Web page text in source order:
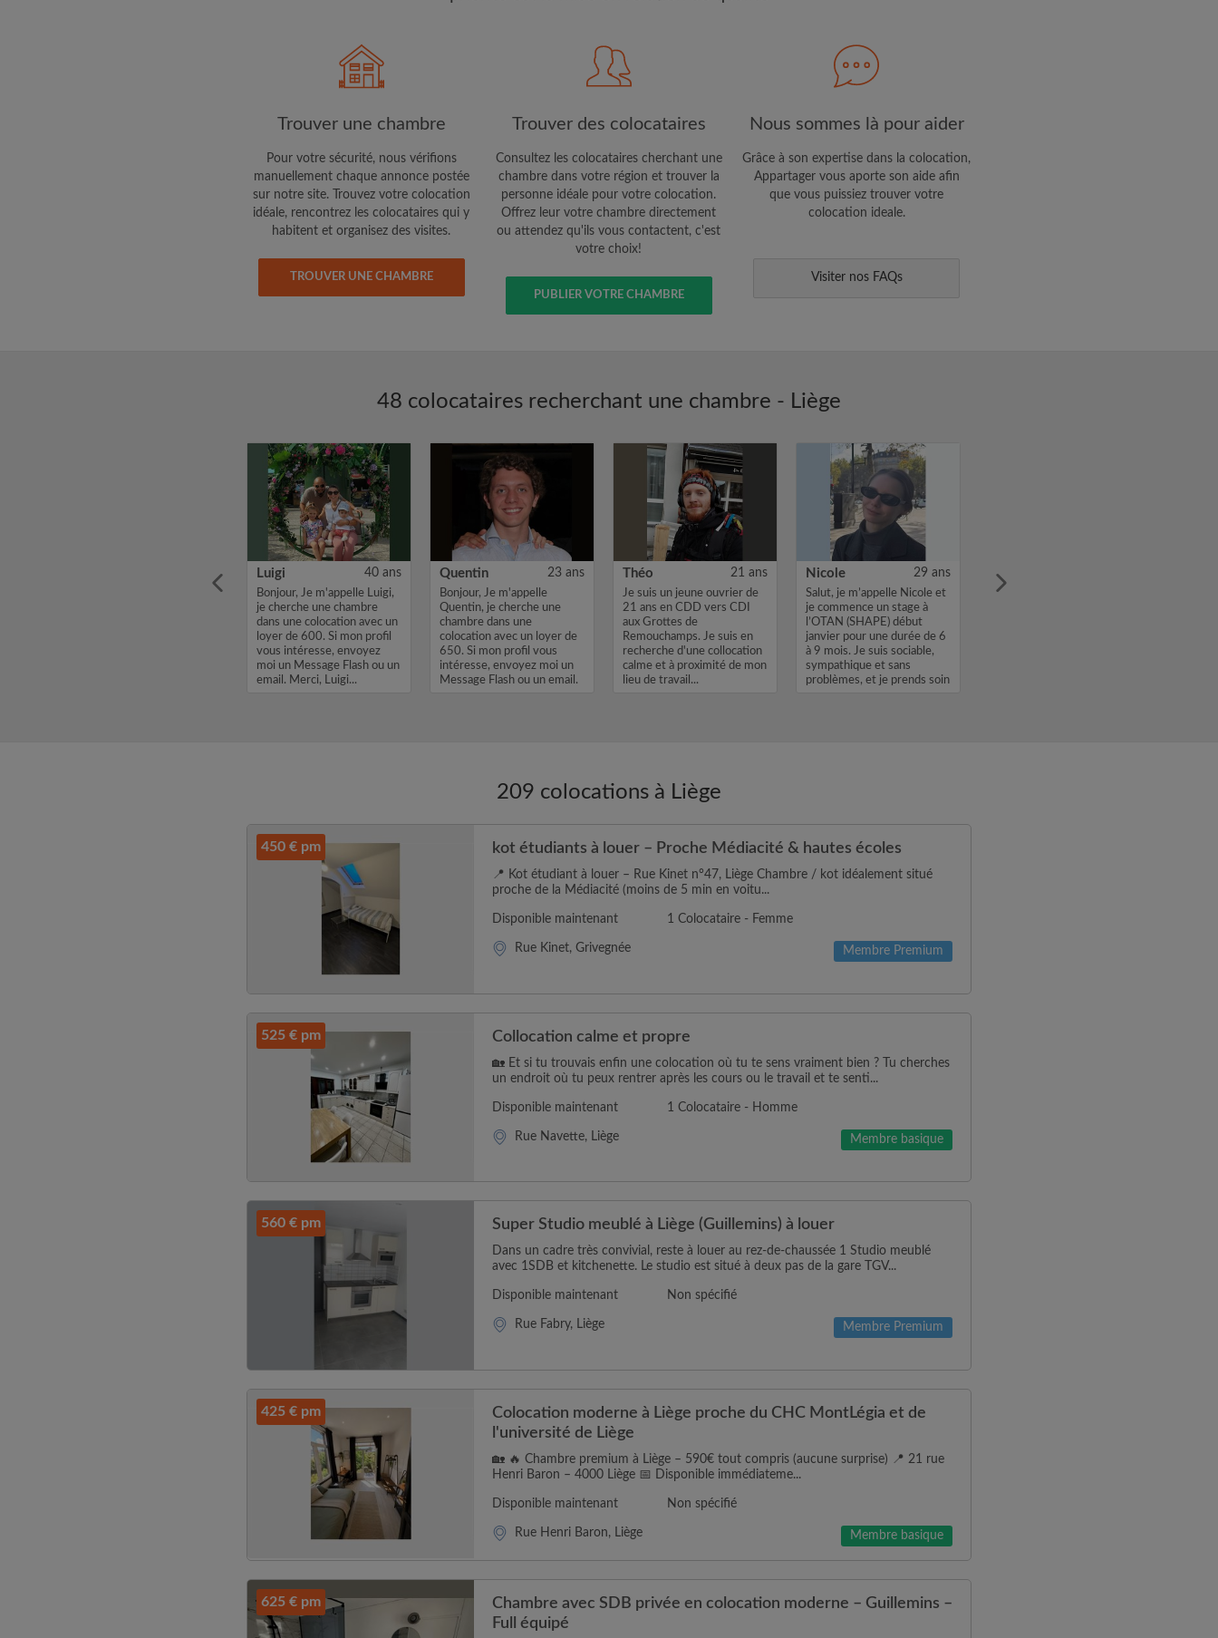
Je souhaite recevoir des offres exclusives et des mises à
Trouver une chambre
Pour votre sécurité, nous vérifions
manuellement chaque annonce postée
sur notre site. Trouvez votre colocation
idéale, rencontrez les colocataires qui y
habitent et organisez des visites.
TROUVER UNE CHAMBRE
Trouver des colocataires
Consultez les colocataires cherchant une
chambre dans votre région et trouver la
personne idéale pour votre colocation.
Offrez leur votre chambre directement
ou attendez qu'ils vous contactent, c'est
votre choix!
PUBLIER VOTRE CHAMBRE
Nous sommes là pour aider
Grâce à son expertise dans la colocation,
Appartager vous aporte son aide afin
que vous puissiez trouver votre
colocation ideale.
Visiter nos FAQs
48 colocataires recherchant une chambre - Liège
Luigi 40 ans
Bonjour, Je m'appelle Luigi,
je cherche une chambre
dans une colocation avec un
loyer de 600. Si mon profil
vous intéresse, envoyez
moi un Message Flash ou un
email. Merci, Luigi...
Quentin 23 ans
Bonjour, Je m'appelle
Quentin, je cherche une
chambre dans une
colocation avec un loyer de
650. Si mon profil vous
intéresse, envoyez moi un
Message Flash ou un email.
Théo 21 ans
Je suis un jeune ouvrier de
21 ans en CDD vers CDI
aux Grottes de
Remouchamps. Je suis en
recherche d'une collocation
calme et à proximité de mon
lieu de travail...
Nicole 29 ans
Salut, je m’appelle Nicole et
je commence un stage à
l’OTAN (SHAPE) début
janvier pour une durée de 6
à 9 mois. Je suis sociable,
sympathique et sans
problèmes, et je prends soin
209 colocations à Liège
450 € pm kot étudiants à louer – Proche Médiacité & hautes écoles
📍 Kot étudiant à louer – Rue Kinet n°47, Liège Chambre / kot idéalement situé
proche de la Médiacité (moins de 5 min en voitu...
Disponible maintenant 1 Colocataire - Femme
Rue Kinet, Grivegnée Membre Premium
525 € pm Collocation calme et propre
🏡 Et si tu trouvais enfin une colocation où tu te sens vraiment bien ? Tu cherches
un endroit où tu peux rentrer après les cours ou le travail et te senti...
Disponible maintenant 1 Colocataire - Homme
Rue Navette, Liège Membre basique
560 € pm Super Studio meublé à Liège (Guillemins) à louer
Dans un cadre très convivial, reste à louer au rez-de-chaussée 1 Studio meublé
avec 1SDB et kitchenette. Le studio est situé à deux pas de la gare TGV...
Disponible maintenant Non spécifié
Rue Fabry, Liège Membre Premium
425 € pm
Colocation moderne à Liège proche du CHC MontLégia et de
l'université de Liège
🏡 🔥 Chambre premium à Liège – 590€ tout compris (aucune surprise) 📍 21 rue
Henri Baron – 4000 Liège 📅 Disponible immédiateme...
Disponible maintenant Non spécifié
Rue Henri Baron, Liège Membre basique
625 € pm
Chambre avec SDB privée en colocation moderne – Guillemins –
Full équipé